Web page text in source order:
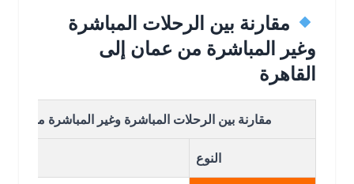
مقارنة بين الرحلات المباشرة
وغير المباشرة من عمان إلى
القاهرة
مقارنة بين الرحلات المباشرة وغير المباشرة من عمان إلى